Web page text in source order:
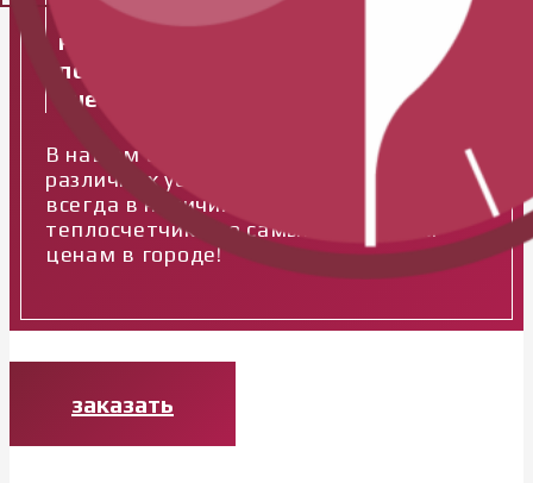
неисправен мы заменим его на
новый с актуальной датой
поверки, при этом поверка
счетчика будет бесплатна!
В нашем арсенале множество
различных услуг, у нас гибкий график,
всегда в наличии водосчетчики и
теплосчетчики по самым выгодным
ценам в городе!
заказать